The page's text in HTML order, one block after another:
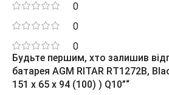
0
0
0
Будьте першим, хто залишив
батарея AGM RITAR RT1272B,
151 х 65 х 94 (100) ) Q10”“